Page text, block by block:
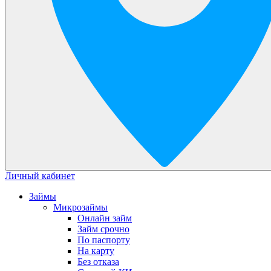
Личный кабинет
Займы
Микрозаймы
Онлайн займ
Займ срочно
По паспорту
На карту
Без отказа